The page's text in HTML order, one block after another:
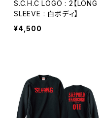
S.C.H.C LOGO : 2【LONG
SLEEVE : 白ボディ】
¥4,500